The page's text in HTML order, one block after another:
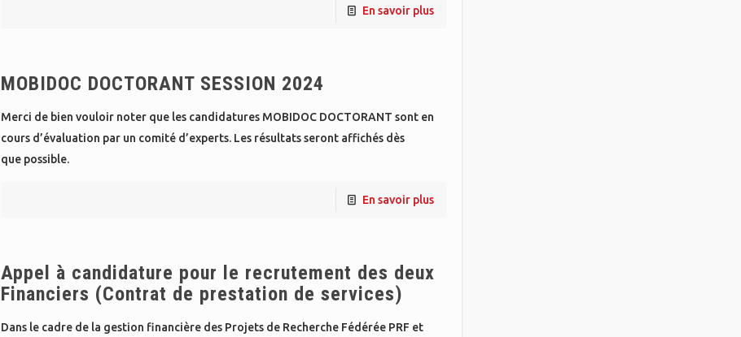
En savoir plus
MOBIDOC DOCTORANT SESSION 2024
Merci de bien vouloir noter que les candidatures MOBIDOC DOCTORANT sont en
cours d’évaluation par un comité d’experts. Les résultats seront affichés dès
que possible.
En savoir plus
Appel à candidature pour le recrutement des deux
Financiers (Contrat de prestation de services)
Dans le cadre de la gestion financière des Projets de Recherche Fédérée PRF et